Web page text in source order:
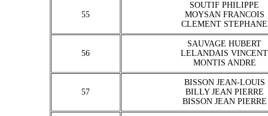
55
SOUTIF PHILIPPE
MOYSAN FRANCOIS
CLEMENT STEPHANE
56
SAUVAGE HUBERT
LELANDAIS VINCENT
MONTIS ANDRE
57
BISSON JEAN-LOUIS
BILLY JEAN PIERRE
BISSON JEAN PIERRE